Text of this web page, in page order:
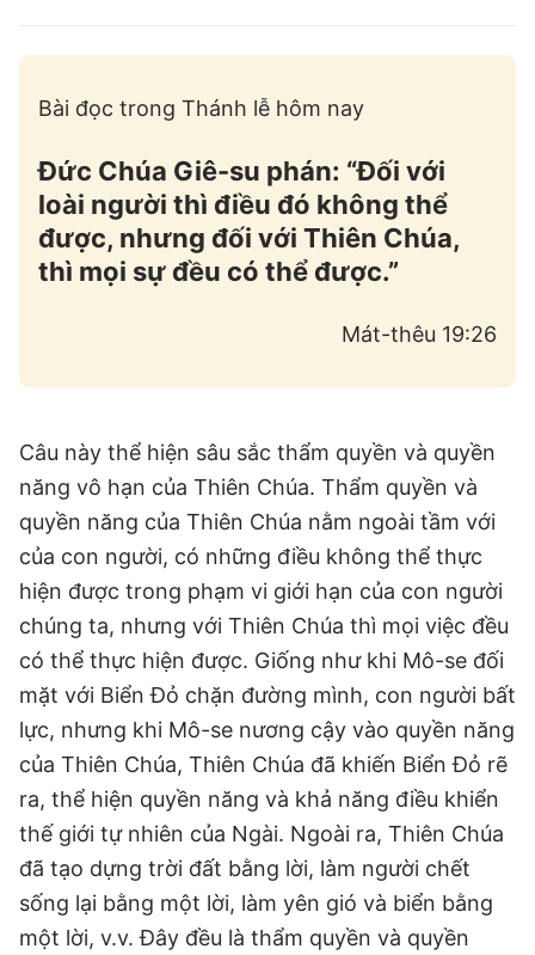
Bài đọc trong Thánh lễ hôm nay
Đức Chúa Giê-su phán: “Đối với
loài người thì điều đó không thể
được, nhưng đối với Thiên Chúa,
thì mọi sự đều có thể được.”
Mát-thêu 19:26
Câu này thể hiện sâu sắc thẩm quyền và quyền
năng vô hạn của Thiên Chúa. Thẩm quyền và
quyền năng của Thiên Chúa nằm ngoài tầm với
của con người, có những điều không thể thực
hiện được trong phạm vi giới hạn của con người
chúng ta, nhưng với Thiên Chúa thì mọi việc đều
có thể thực hiện được. Giống như khi Mô-se đối
mặt với Biển Đỏ chặn đường mình, con người bất
lực, nhưng khi Mô-se nương cậy vào quyền năng
của Thiên Chúa, Thiên Chúa đã khiến Biển Đỏ rẽ
ra, thể hiện quyền năng và khả năng điều khiển
thế giới tự nhiên của Ngài. Ngoài ra, Thiên Chúa
đã tạo dựng trời đất bằng lời, làm người chết
sống lại bằng một lời, làm yên gió và biển bằng
một lời, v.v. Đây đều là thẩm quyền và quyền